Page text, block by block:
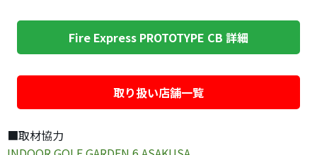
Fire Express PROTOTYPE CB 詳細
取り扱い店舗一覧
■取材協力